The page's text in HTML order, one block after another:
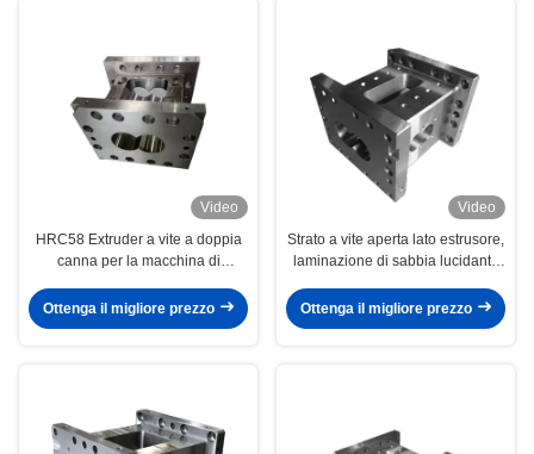
Video
HRC58 Extruder a vite a doppia
canna per la macchina di
Ottenga il migliore prezzo
Video
Strato a vite aperta lato estrusore,
laminazione di sabbia lucidante
alimentare
Ottenga il migliore prezzo